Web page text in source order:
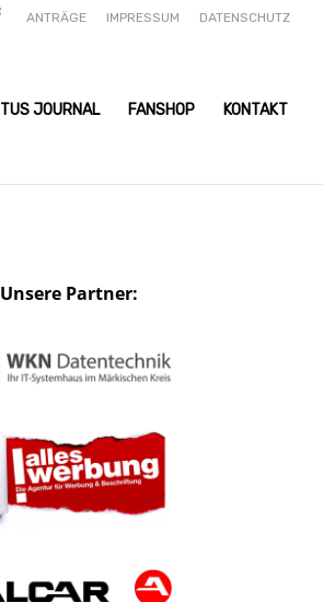
ANTRÄGE IMPRESSUM DATENSCHUTZ
TUS JOURNAL FANSHOP KONTAKT
Unsere Partner: